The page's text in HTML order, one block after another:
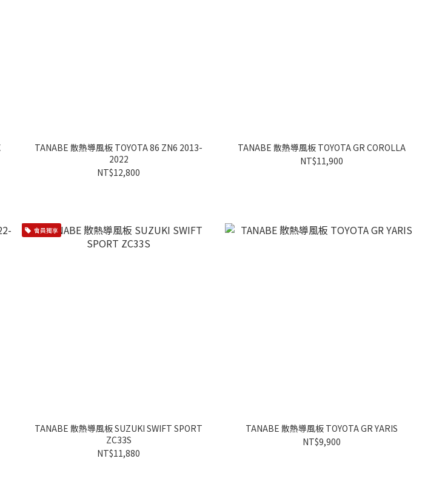
TANABE 散熱導風板 TOYOTA 86 ZN6 2013-
2022
NT$12,800
TANABE 散熱導風板 TOYOTA GR COROLLA
NT$11,900
會員獨享
TANABE 散熱導風板 SUZUKI SWIFT SPORT
ZC33S
NT$11,880
TANABE 散熱導風板 TOYOTA GR YARIS
NT$9,900